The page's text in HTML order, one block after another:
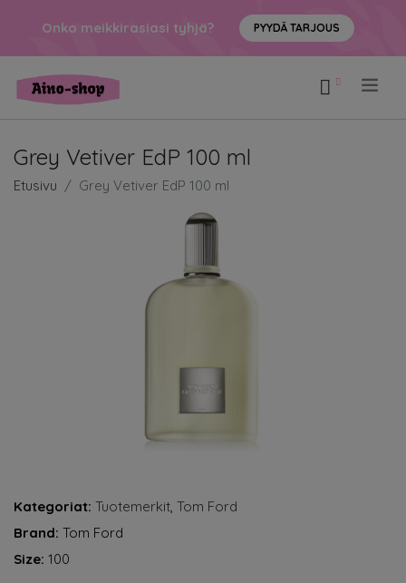
Onko meikkirasiasi tyhjä? PYYDÄ TARJOUS
Grey Vetiver EdP 100 ml
Etusivu Grey Vetiver EdP 100 ml
Kategoriat: Tuotemerkit Tom Ford
Brand: Tom Ford
Size: 100